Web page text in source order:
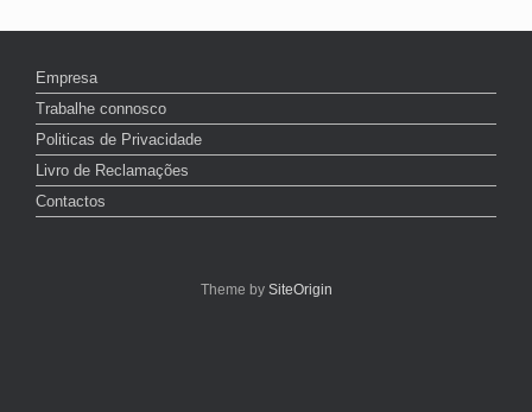
Empresa
Trabalhe connosco
Politicas de Privacidade
Livro de Reclamações
Contactos
Theme by SiteOrigin